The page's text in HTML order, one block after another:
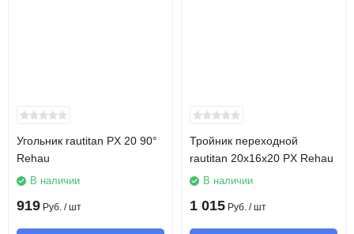
Угольник rautitan PX 20 90°
Rehau
В наличии
919 Руб. / шт
Тройник переходной
rautitan 20х16х20 PX Rehau
В наличии
1 015 Руб. / шт